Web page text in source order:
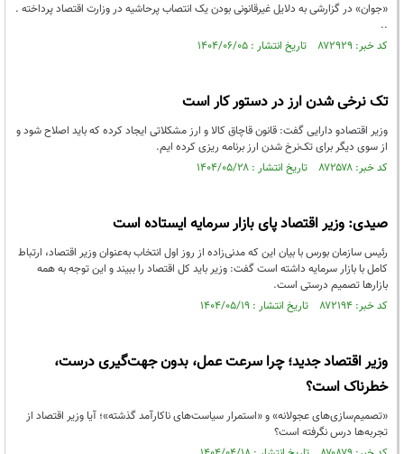
«جوان» در گزارشی به دلایل غیرقانونی بودن یک انتصاب پرحاشیه در وزارت اقتصاد پرداخته .
..
کد خبر: ۸۷۲۹۲۹ تاریخ انتشار : ۱۴۰۴/۰۶/۰۵
تک نرخی شدن ارز در دستور کار است
وزیر اقتصادو دارایی گفت: قانون قاچاق کالا و ارز مشکلاتی ایجاد کرده که باید اصلاح شود و
از سوی دیگر برای تک‌نرخ شدن ارز برنامه ریزی کرده ایم.
کد خبر: ۸۷۲۵۷۸ تاریخ انتشار : ۱۴۰۴/۰۵/۲۸
صیدی: وزیر اقتصاد پای بازار سرمایه ایستاده است
رئیس سازمان بورس با بیان این که مدنی‌زاده از روز اول انتخاب به‌عنوان وزیر اقتصاد، ارتباط
کامل با بازار سرمایه داشته است گفت: وزیر باید کل اقتصاد را ببیند و این توجه به همه
بازارها تصمیم درستی است.
کد خبر: ۸۷۲۱۹۴ تاریخ انتشار : ۱۴۰۴/۰۵/۱۹
وزیر اقتصاد جدید؛ چرا سرعت عمل، بدون جهت‌گیری درست،
خطرناک است؟
«تصمیم‌سازی‌های عجولانه» و «استمرار سیاست‌های ناکارآمد گذشته»؛ آیا وزیر اقتصاد از
تجربه‌ها درس نگرفته است؟